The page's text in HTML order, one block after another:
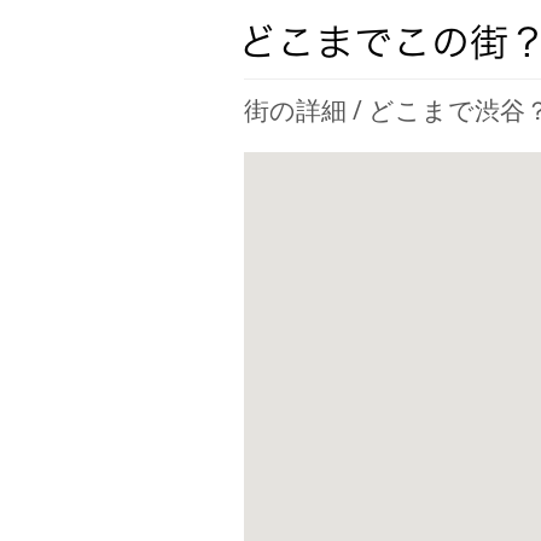
街の詳細 / どこまで渋谷